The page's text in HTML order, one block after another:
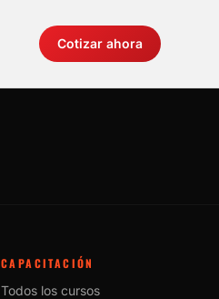
Cotizar ahora
CAPACITACIÓN
Todos los cursos